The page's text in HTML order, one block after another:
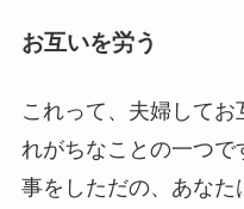
お互いを労う
これって、夫婦して
れがちなことの一つ
事をしただの、あな